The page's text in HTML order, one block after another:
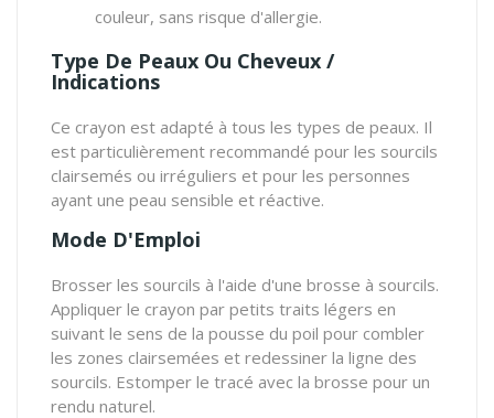
couleur, sans risque d'allergie.
Type De Peaux Ou Cheveux /
Indications
Ce crayon est adapté à tous les types de peaux. Il
est particulièrement recommandé pour les sourcils
clairsemés ou irréguliers et pour les personnes
ayant une peau sensible et réactive.
Mode D'Emploi
Brosser les sourcils à l'aide d'une brosse à sourcils.
Appliquer le crayon par petits traits légers en
suivant le sens de la pousse du poil pour combler
les zones clairsemées et redessiner la ligne des
sourcils. Estomper le tracé avec la brosse pour un
rendu naturel.